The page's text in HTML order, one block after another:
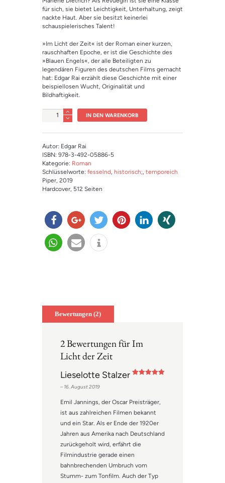
für sich, sie bietet Leichtigkeit, Unterhaltung, zeigt
nackte Haut. Aber sie besitzt keinerlei
schauspielerisches Talent!
»Im Licht der Zeit« ist der Roman einer kurzen,
rauschhaften Epoche, er ist die Geschichte des
»Blauen Engels«, der alle Beteiligten zu
legendären Figuren des deutschen Films gemacht
hat: Edgar Rai erzählt diese Geschichte mit einer
beispiellosen Wucht, Originalität und
Bildhaftigkeit.
Anzahl IN DEN WARENKORB
Autor: Edgar Rai
ISBN: 978-3-492-05886-5
Kategorie: Roman
Schlüsselworte: fesselnd, historisch;, temporeich
Piper, 2019
Hardcover, 512 Seiten
teilen teilen twitter
Bewertungen (2)
2 Bewertungen fürIm
Licht der Zeit
Lieselotte Stalzer
– 16. August 2019
Emil Jannings, der Oscar Preisträger,
ist aus zahlreichen Filmen bekannt
und ein Star. Als er Ende der 1920er
Jahren aus Amerika nach Deutschland
zurückgeholt wird, erfährt die
Filmindustrie gerade einen
bahnbrechenden Umbruch vom
Stumm- zum Tonfilm. Auch der Typ